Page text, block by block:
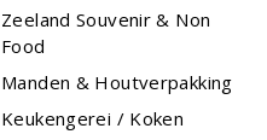
Zeeland Souvenir & Non
Food
Manden & Houtverpakking
Keukengerei / Koken